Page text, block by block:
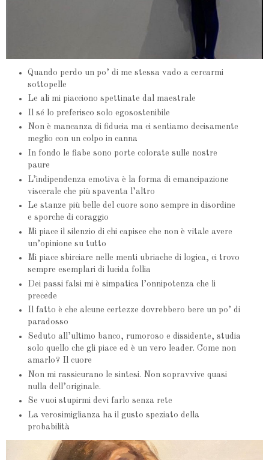
Quando perdo un po’ di me stessa vado a cercarmi
sottopelle
Le ali mi piacciono spettinate dal maestrale
Il sé lo preferisco solo egosostenibile
Non è mancanza di fiducia ma ci sentiamo decisamente
meglio con un colpo in canna
In fondo le fiabe sono porte colorate sulle nostre
paure
L’indipendenza emotiva è la forma di emancipazione
viscerale che più spaventa l’altro
Le stanze più belle del cuore sono sempre in disordine
e sporche di coraggio
Mi piace il silenzio di chi capisce che non è vitale avere
un’opinione su tutto
Mi piace sbirciare nelle menti ubriache di logica, ci trovo
sempre esemplari di lucida follia
Dei passi falsi mi è simpatica l’onnipotenza che li
precede
Il fatto è che alcune certezze dovrebbero bere un po’ di
paradosso
Seduto all’ultimo banco, rumoroso e dissidente, studia
solo quello che gli piace ed è un vero leader. Come non
amarlo? Il cuore
Non mi rassicurano le sintesi. Non sopravvive quasi
nulla dell’originale.
Se vuoi stupirmi devi farlo senza rete
La verosimiglianza ha il gusto speziato della
probabilità